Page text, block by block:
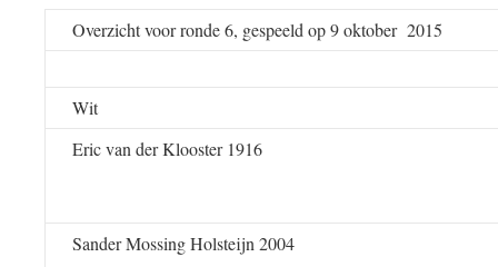
Overzicht voor ronde 6, gespeeld op 9 oktober 2015
Wit
Eric van der Klooster 1916
Sander Mossing Holsteijn 2004